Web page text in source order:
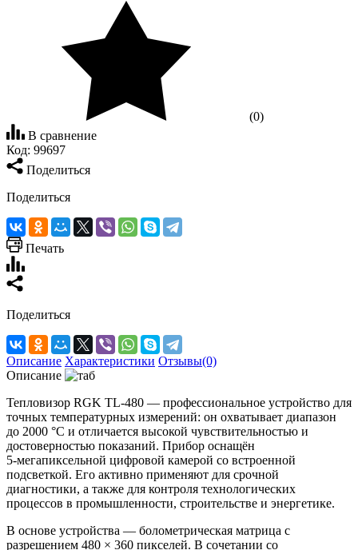
(0)
В сравнение
Код: 99697
Поделиться
Поделиться
Печать
Поделиться
Описание Характеристики Отзывы(0)
Описание
Тепловизор RGK TL‑480 — профессиональное устройство для
точных температурных измерений: он охватывает диапазон
до 2000 °C и отличается высокой чувствительностью и
достоверностью показаний. Прибор оснащён
5‑мегапиксельной цифровой камерой со встроенной
подсветкой. Его активно применяют для срочной
диагностики, а также для контроля технологических
процессов в промышленности, строительстве и энергетике.
В основе устройства — болометрическая матрица с
разрешением 480 × 360 пикселей. В сочетании со